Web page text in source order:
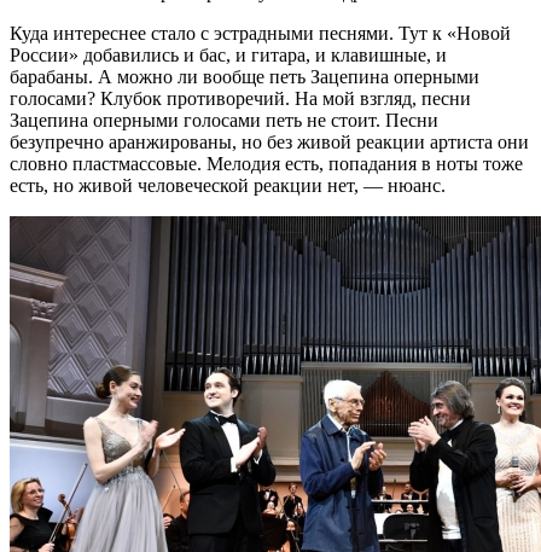
Куда интереснее стало с эстрадными песнями. Тут к «Новой
России» добавились и бас, и гитара, и клавишные, и
барабаны. А можно ли вообще петь Зацепина оперными
голосами? Клубок противоречий. На мой взгляд, песни
Зацепина оперными голосами петь не стоит. Песни
безупречно аранжированы, но без живой реакции артиста они
словно пластмассовые. Мелодия есть, попадания в ноты тоже
есть, но живой человеческой реакции нет, — нюанс.